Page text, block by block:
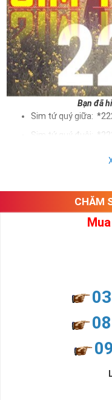
Bạn đã
Sim tứ quý giữa:
Sim tứ quý đuôi:
như sự sắp xếp của các
Ý nghĩa sim tứ quý
nhiều thành công, thăng
và tính hai mặt. Số 2 thúc
đời, nơi bạn phải đưa ra
CHĂM